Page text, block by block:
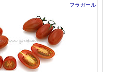
フラガール